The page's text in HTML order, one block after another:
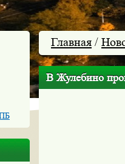
Главная /
В Жулебино